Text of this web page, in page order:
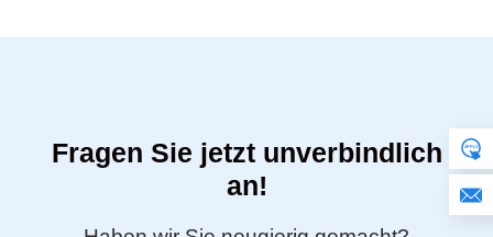
Fragen Sie jetzt unverbindlich
an!